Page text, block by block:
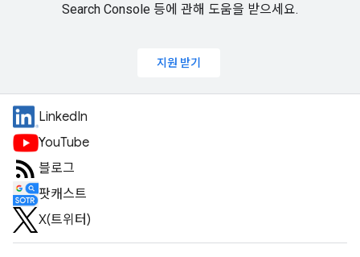
Search Console 등에 관해 도움을 받으세요.
지원 받기
LinkedIn
YouTube
블로그
팟캐스트
X(트위터)